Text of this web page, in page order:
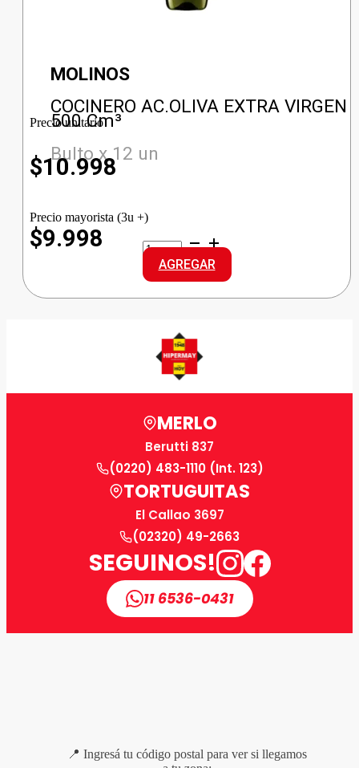
MOLINOS
COCINERO AC.OLIVA EXTRA VIRGEN
500 Cm³
Bulto x 12 un
Precio unitario
$10.998
Precio mayorista (3u +)
$9.998
COCINERO
AC.OLIVA
EXTRA
VIRGEN
cantidad
AGREGAR
MERLO
Berutti 837
(0220) 483-1110 (Int. 123)
TORTUGUITAS
El Callao 3697
(02320) 49-2663
SEGUINOS!
11 6536-0431
📍 Ingresá tu código postal para ver si llegamos